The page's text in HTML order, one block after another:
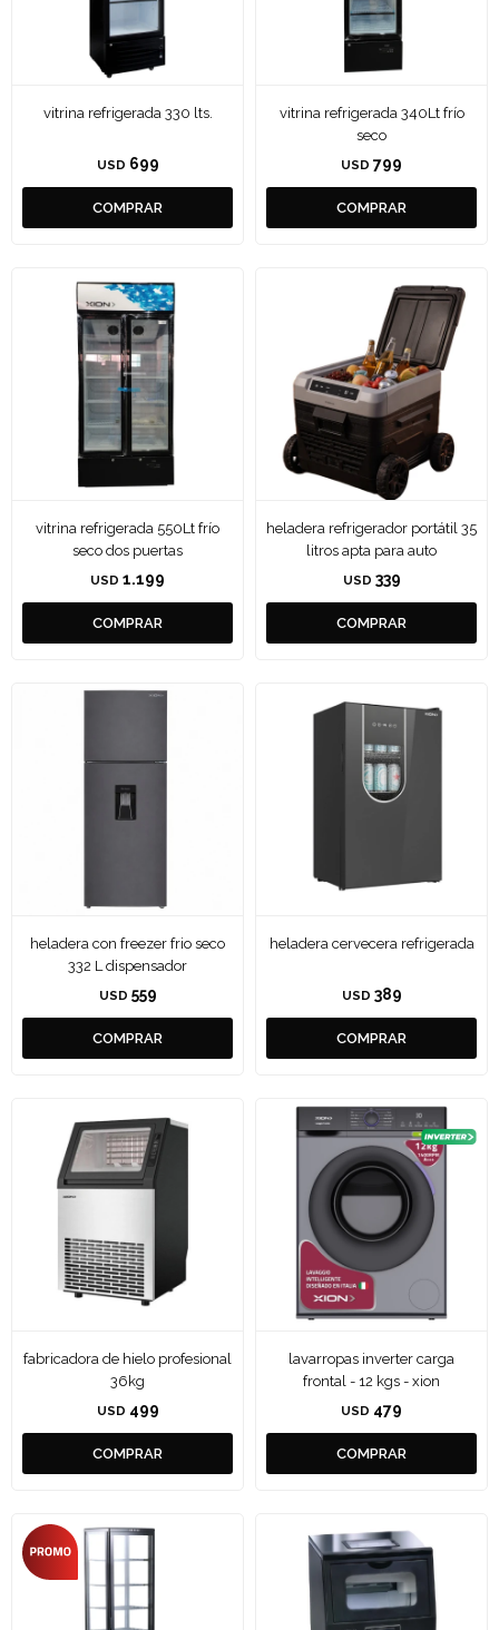
vitrina refrigerada 330 lts.
USD 699
vitrina refrigerada 340Lt frío
seco
USD 799
vitrina refrigerada 550Lt frío
seco dos puertas
USD 1.199
heladera refrigerador portátil 35
litros apta para auto
USD 339
heladera con freezer frio seco
332 L dispensador
USD 559
heladera cervecera refrigerada
USD 389
fabricadora de hielo profesional
36kg
USD 499
lavarropas inverter carga
frontal - 12 kgs - xion
USD 479